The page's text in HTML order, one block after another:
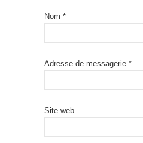
Nom *
Adresse de messagerie *
Site web